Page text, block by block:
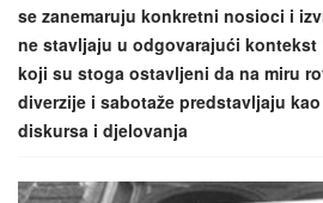
i
o
n
se zanemaruju konkretni nosioci i
ne stavljaju u odgovarajući kontekst
koji su stoga ostavljeni da na miru
diverzije i sabotaže predstavljaju
diskursa i djelovanja